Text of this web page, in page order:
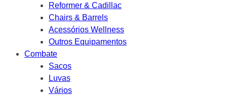
Reformer & Cadillac
Chairs & Barrels
Acessórios Wellness
Outros Equipamentos
Combate
Sacos
Luvas
Vários